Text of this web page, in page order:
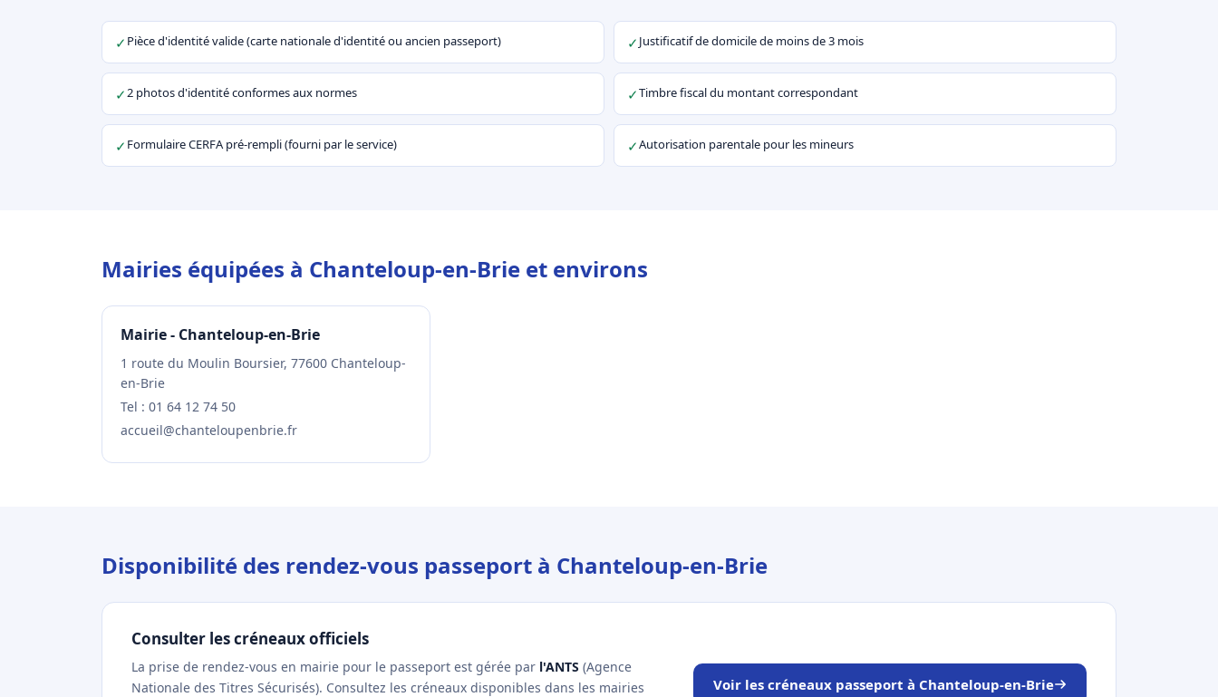
✓ Pièce d'identité valide (carte nationale d'identité ou ancien passeport) ✓Justificatif de domicile de moins de 3 mois
✓2 photos d'identité conformes aux normes ✓Timbre fiscal du montant correspondant
✓ Formulaire CERFA pré-rempli (fourni par le service) ✓Autorisation parentale pour les mineurs
Mairies équipées à Chanteloup-en-Brie et environs
Mairie - Chanteloup-en-Brie
1 route du Moulin Boursier, 77600 Chanteloup-
en-Brie
Tel : 01 64 12 74 50
accueil@chanteloupenbrie.fr
Disponibilité des rendez-vous passeport à Chanteloup-en-Brie
Consulter les créneaux officiels
La prise de rendez-vous en mairie pour le passeport est gérée par l'ANTS (Agence
Nationale des Titres Sécurisés). Consultez les créneaux disponibles dans les mairies
Voir les créneaux passeport à Chanteloup-en-Brie